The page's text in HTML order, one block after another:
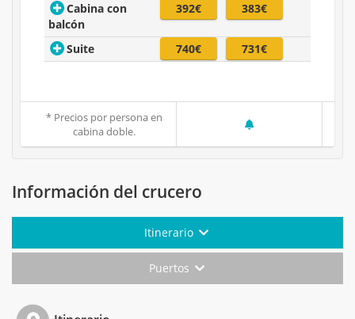
Cabina con
balcón
392€ 383€
Suite 740€ 731€
* Precios por persona en
cabina doble.
Información del crucero
Itinerario
Puertos